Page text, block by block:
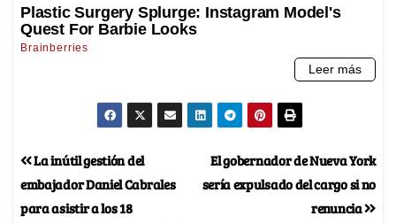
El gobernador de Nueva York
sería expulsado del cargo si no
renuncia
La inútil gestión del
embajador Daniel Cabrales
para asistir a los 18